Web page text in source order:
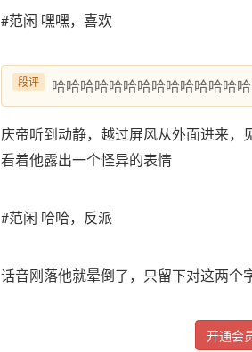
#范闲 嘿嘿，喜欢
段评 哈哈哈哈哈哈哈哈哈哈哈哈哈
庆帝听到动静，越过屏风从外面进来
看着他露出一个怪异的表情
#范闲 哈哈，反派
话音刚落他就晕倒了，只留下对这两个
开通会